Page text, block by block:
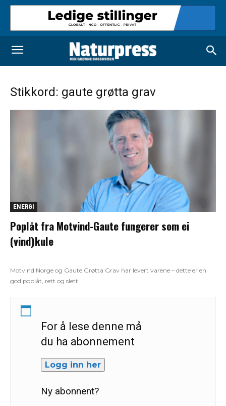
Stikkord: gaute grøtta grav
ENERGI
Poplåt fra Motvind-Gaute fungerer som ei
(vind)kule
Motvind Norge og Gaute Grøtta Grav har levert varene – dette er en
god poplåt, rett og slett.
For å lese denne må
du ha abonnement
Logg inn her
Ny abonnent?